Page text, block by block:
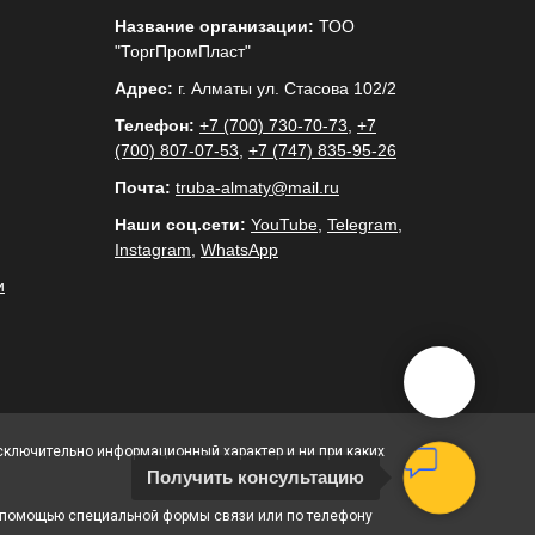
Получить консультацию
Название организации: ТОО
"ТоргПромПласт"
Адрес: г. Алматы ул. Стасова 102/2
Телефон: +7 (700) 730-70-73 +7
(700) 807-07-53 +7 (747) 835-95-26
Почта: truba-almaty@mail.ru
Наши соц.сети: YouTube Telegram
Instagram WhatsApp
информационный характер и ни при каких
специальной формы связи или по телефону